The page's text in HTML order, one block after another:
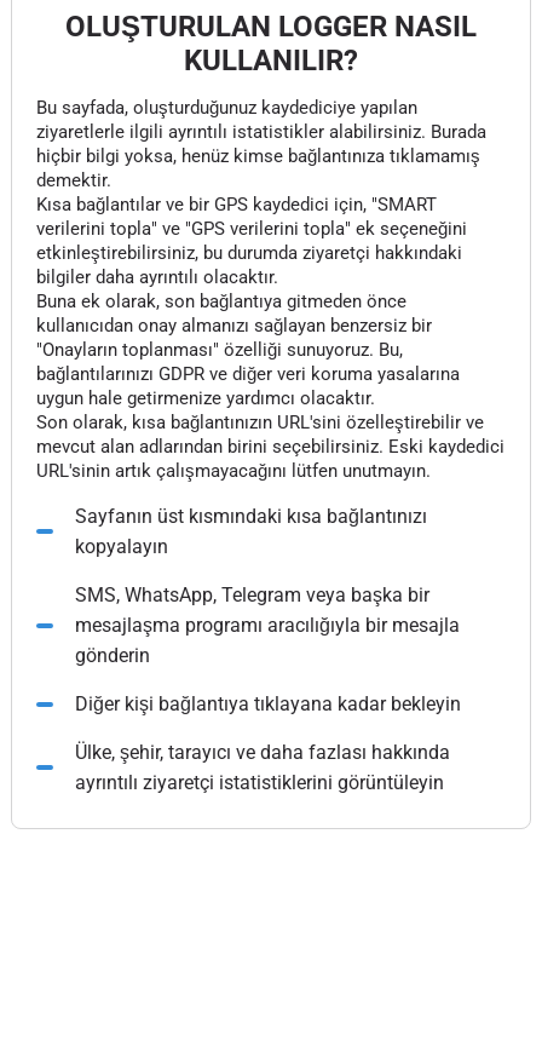
OLUŞTURULAN LOGGER NASIL
KULLANILIR?
Bu sayfada, oluşturduğunuz kaydediciye yapılan
ziyaretlerle ilgili ayrıntılı istatistikler alabilirsiniz. Burada
hiçbir bilgi yoksa, henüz kimse bağlantınıza tıklamamış
demektir.
Kısa bağlantılar ve bir GPS kaydedici için, "SMART
verilerini topla" ve "GPS verilerini topla" ek seçeneğini
etkinleştirebilirsiniz, bu durumda ziyaretçi hakkındaki
bilgiler daha ayrıntılı olacaktır.
Buna ek olarak, son bağlantıya gitmeden önce
kullanıcıdan onay almanızı sağlayan benzersiz bir
"Onayların toplanması" özelliği sunuyoruz. Bu,
bağlantılarınızı GDPR ve diğer veri koruma yasalarına
uygun hale getirmenize yardımcı olacaktır.
Son olarak, kısa bağlantınızın URL'sini özelleştirebilir ve
mevcut alan adlarından birini seçebilirsiniz. Eski kaydedici
URL'sinin artık çalışmayacağını lütfen unutmayın.
Sayfanın üst kısmındaki kısa bağlantınızı
kopyalayın
SMS, WhatsApp, Telegram veya başka bir
mesajlaşma programı aracılığıyla bir mesajla
gönderin
Diğer kişi bağlantıya tıklayana kadar bekleyin
Ülke, şehir, tarayıcı ve daha fazlası hakkında
ayrıntılı ziyaretçi istatistiklerini görüntüleyin